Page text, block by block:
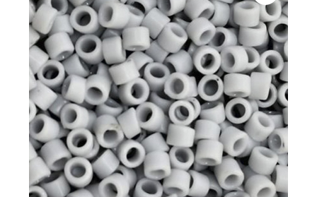
2017
QUE PIEDRAS
SE USAN PARA
BISUTERÍA Y
JOYERÍA
2017
QUE ES LA
MOSTACILLA?
2017
NUESTROS
CURSOS